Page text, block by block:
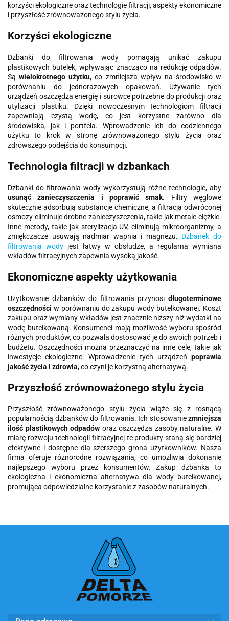
korzyści ekologiczne oraz technologie filtracji, aspekty ekonomiczne
i przyszłość zrównoważonego stylu życia.
Korzyści ekologiczne
Dzbanki do filtrowania wody pomagają unikać zakupu
plastikowych butelek, wpływając znacząco na redukcję odpadów.
Sąwielokrotnego użytku, co zmniejsza wpływ na środowisko w
porównaniu do jednorazowych opakowań. Używanie tych
urządzeń oszczędza energię i surowce potrzebne do produkcji oraz
utylizacji plastiku. Dzięki nowoczesnym technologiom filtracji
zapewniają czystą wodę, co jest korzystne zarówno dla
środowiska, jak i portfela. Wprowadzenie ich do codziennego
użytku to krok w stronę zrównoważonego stylu życia oraz
zdrowszego podejścia do konsumpcji.
Technologia filtracji w dzbankach
Dzbanki do filtrowania wody wykorzystują różne technologie, aby
usunąć zanieczyszczenia i poprawić smak. Filtry węglowe
skutecznie adsorbują substancje chemiczne, a filtracja odwróconej
osmozy eliminuje drobne zanieczyszczenia, takie jak metale ciężkie.
Inne metody, takie jak sterylizacja UV, eliminują mikroorganizmy, a
zmiękczacze usuwają nadmiar wapnia i magnezu. Dzbanek do
filtrowania wody jest łatwy w obsłudze, a regularna wymiana
wkładów filtracyjnych zapewnia wysoką jakość.
Ekonomiczne aspekty użytkowania
Użytkowanie dzbanków do filtrowania przynosi długoterminowe
oszczędności w porównaniu do zakupu wody butelkowanej. Koszt
zakupu oraz wymiany wkładów jest znacznie niższy niż wydatki na
wodę butelkowaną. Konsumenci mają możliwość wyboru spośród
różnych produktów, co pozwala dostosować je do swoich potrzeb i
budżetu. Oszczędności można przeznaczyć na inne cele, takie jak
inwestycje ekologiczne. Wprowadzenie tych urządzeń poprawia
jakość życia i zdrowia, co czyni je korzystną alternatywą.
Przyszłość zrównoważonego stylu życia
Przyszłość zrównoważonego stylu życia wiąże się z rosnącą
popularnością dzbanków do filtrowania. Ich stosowaniezmniejsza
ilość plastikowych odpadów oraz oszczędza zasoby naturalne. W
miarę rozwoju technologii filtracyjnej te produkty staną się bardziej
efektywne i dostępne dla szerszego grona użytkowników. Nasza
firma oferuje różnorodne rozwiązania, co umożliwia dokonanie
najlepszego wyboru przez konsumentów. Zakup dzbanka to
ekologiczna i ekonomiczna alternatywa dla wody butelkowanej,
promująca odpowiedzialne korzystanie z zasobów naturalnych.